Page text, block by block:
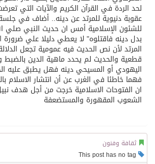
كسوة الكعبة تعتلي البيت العتيق
لحد الردة في القرآن الكريم والآيات التي
عقوبة دنيوية للمرتد عن دينه.. أضاف في
للشئون الإسلامية أمس ان حديث النبي صلي
بدل دينه فاقتلوه" لا يعطي دليلا علي ضرورة
المرتد لأن نص الحديث فيه عمومية تجعل
قطعية والحديث لم يحدد ماهية الدين
اليهودي أو المسيحي دينه فهل يطبق عليه
فهما خاطئا في الغرب عن أن انتشار الاسلام
ان الفتوحات الاسلامية خرجت من أجل هدف
الشعوب المقهورة والمستضعفة
ثقافة وفنون